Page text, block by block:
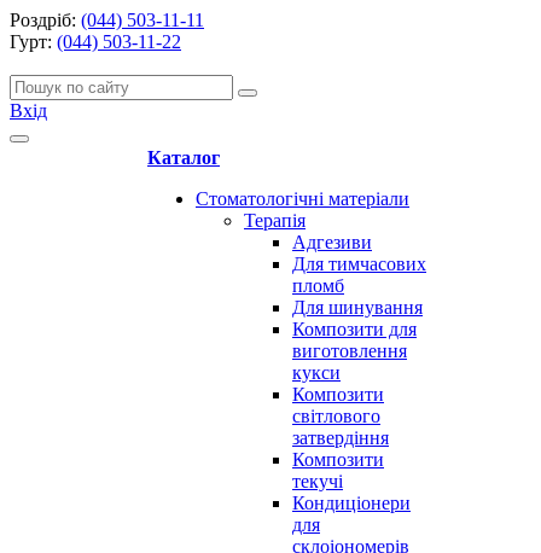
Роздріб: (044) 503-11-11
Гурт: (044) 503-11-22
Вхід
Каталог
Стоматологічні матеріали
Терапія
Адгезиви
Для тимчасових
пломб
Для шинування
Композити для
виготовлення
кукси
Композити
світлового
затвердіння
Композити
текучі
Кондиціонери
для
склоіономерів